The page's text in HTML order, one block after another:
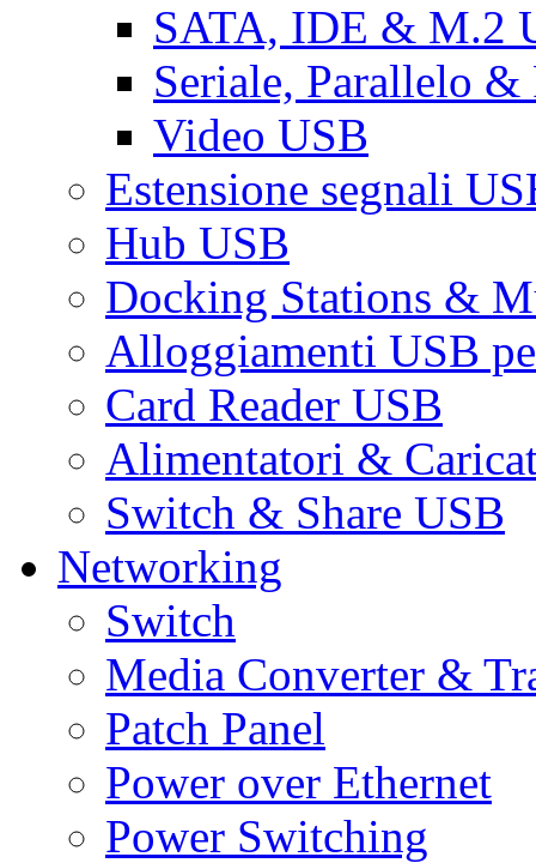
SATA, IDE & M.2
Seriale, Parallelo &
Video USB
Estensione segnali
Hub USB
Docking Stations &
Alloggiamenti USB
Card Reader USB
Alimentatori &
Switch & Share USB
Networking
Switch
Media Converter &
Patch Panel
Power over Ethernet
Power Switching